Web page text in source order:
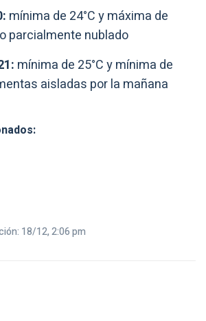
mínima de 24°C y máxima de
parcialmente nublado
mínima de 25°C y mínima de
aisladas por la mañana
18/12, 2:06 pm